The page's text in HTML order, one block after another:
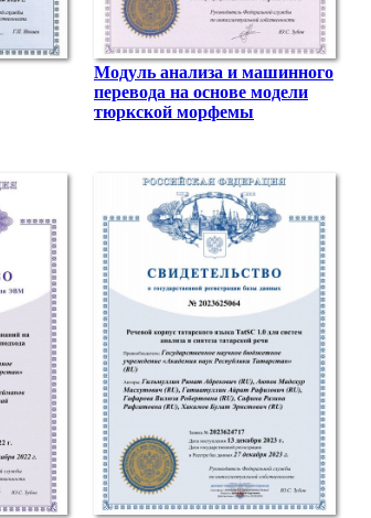
Модуль анализа и машинного
перевода на основе модели
тюркской морфемы